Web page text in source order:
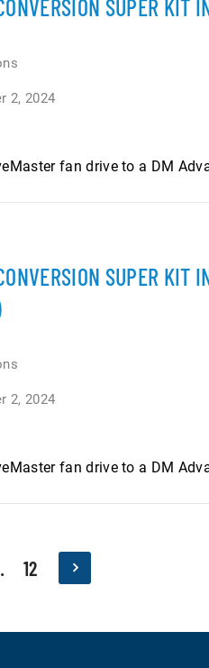
SUPER KIT
2, 2024
fan drive to a DM
SUPER KIT
2, 2024
fan drive to a DM
12